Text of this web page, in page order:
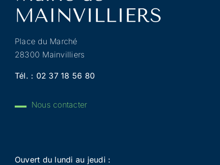
Place du Marché
28300 Mainvilliers
Tél. : 02 37 18 56 80
Nous contacter
Ouvert du lundi au jeudi :